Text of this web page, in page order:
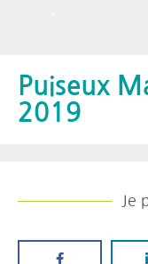
Puiseux
2019
Je